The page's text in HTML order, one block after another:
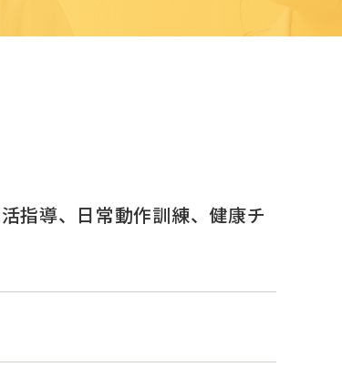
指導、日常動作訓練、健康チ